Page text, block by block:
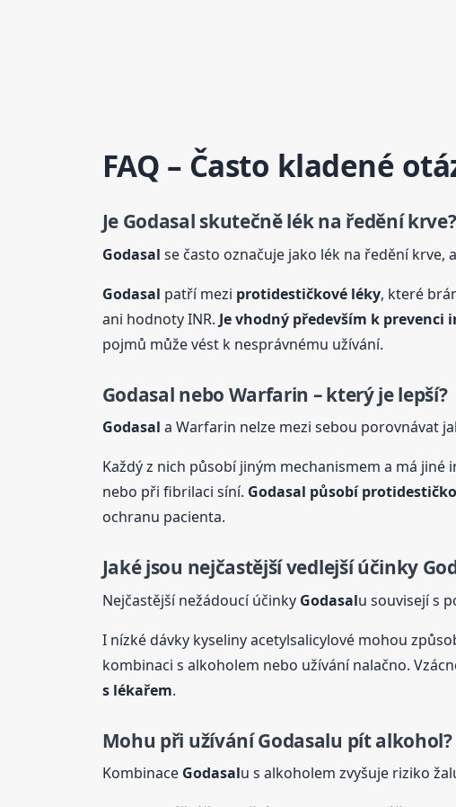
FAQ – Často kladené
Je Godasal skutečně lék na ředění krve?
Godasal se často označuje jako lék na ředění
Godasal patří mezi protidestičkové léky, které
ani hodnoty INR. Je vhodný především k
pojmů může vést k nesprávnému užívání.
Godasal nebo Warfarin – který je lepší?
Godasal a Warfarin nelze mezi sebou porovnávat
Každý z nich působí jiným mechanismem a má jiné
nebo při fibrilaci síní. Godasal působí
ochranu pacienta.
Jaké jsou nejčastější vedlejší účinky
Nejčastější nežádoucí účinky Godasalu souvisejí s
I nízké dávky kyseliny acetylsalicylové mohou
kombinaci s alkoholem nebo užívání nalačno.
s lékařem.
Mohu při užíváníGodasalu pít alkohol?
Kombinace Godasalu s alkoholem zvyšuje riziko